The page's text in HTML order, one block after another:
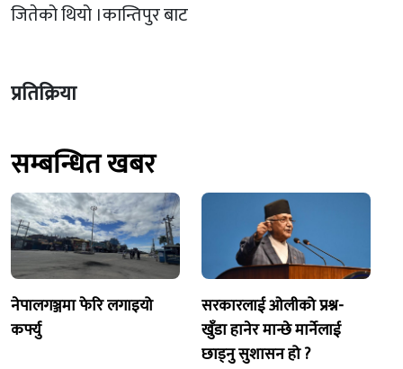
जितेको थियो ।कान्तिपुर बाट
प्रतिक्रिया
सम्बन्धित खबर
नेपालगञ्जमा फेरि लगाइयो
कर्फ्यु
सरकारलाई ओलीको प्रश्न-
खुँडा हानेर मान्छे मार्नेलाई
छाड्नु सुशासन हो ?